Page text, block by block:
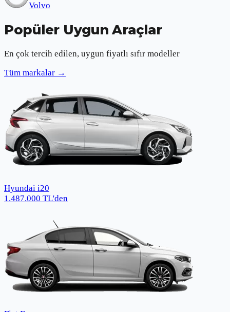
Volvo
Popüler Uygun Araçlar
En çok tercih edilen, uygun fiyatlı sıfır modeller
Tüm markalar →
Hyundai i20
1.487.000 TL'den